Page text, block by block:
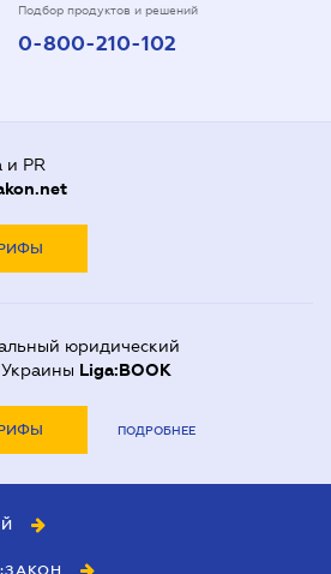
Подбор продуктов и решений
0-800-210-102
и PR
юридический
Украины Liga:BOOK
ПОДРОБНЕЕ